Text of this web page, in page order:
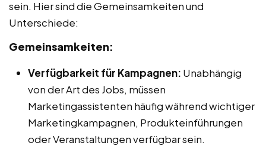
sein. Hier sind die Gemeinsamkeiten und
Unterschiede:
Gemeinsamkeiten:
Verfügbarkeit für Kampagnen: Unabhängig
von der Art des Jobs, müssen
Marketingassistenten häufig während wichtiger
Marketingkampagnen, Produkteinführungen
oder Veranstaltungen verfügbar sein.